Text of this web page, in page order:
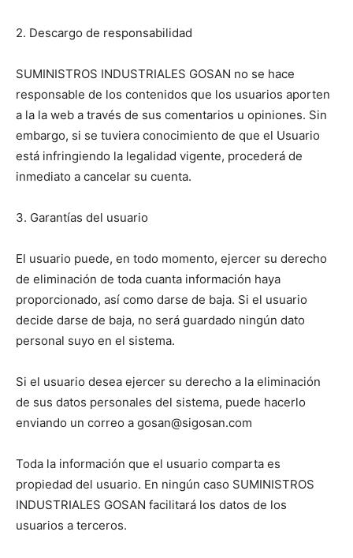
2. Descargo de responsabilidad
SUMINISTROS INDUSTRIALES GOSAN no se hace
responsable de los contenidos que los usuarios aporten
a la la web a través de sus comentarios u opiniones. Sin
embargo, si se tuviera conocimiento de que el Usuario
está infringiendo la legalidad vigente, procederá de
inmediato a cancelar su cuenta.
3. Garantías del usuario
El usuario puede, en todo momento, ejercer su derecho
de eliminación de toda cuanta información haya
proporcionado, así como darse de baja. Si el usuario
decide darse de baja, no será guardado ningún dato
personal suyo en el sistema.
Si el usuario desea ejercer su derecho a la eliminación
de sus datos personales del sistema, puede hacerlo
enviando un correo a gosan@sigosan.com
Toda la información que el usuario comparta es
propiedad del usuario. En ningún caso SUMINISTROS
INDUSTRIALES GOSAN facilitará los datos de los
usuarios a terceros.